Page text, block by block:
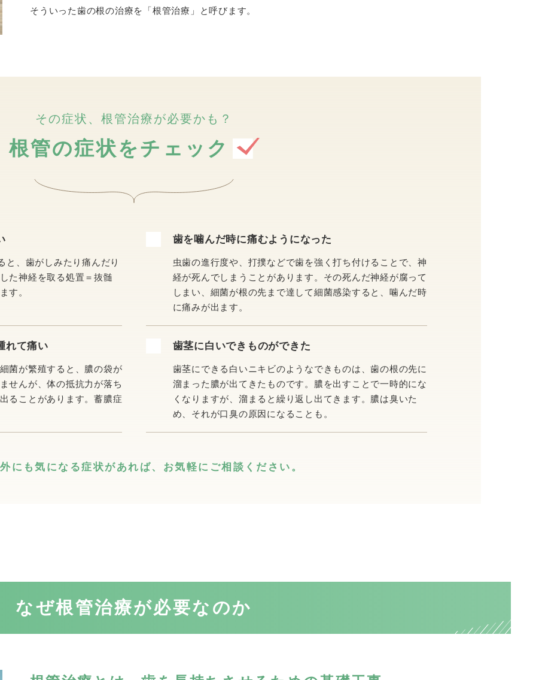
そういった歯の根の治療を「根管治療」と呼びます。
その症状、根管治療が必要かも？
根管の症状をチェック
と、歯がしみたり痛んだり
た神経を取る処置＝抜髄
す。
歯を噛んだ時に痛むようになった
虫歯の進行度や、打撲などで歯を強く打ち付けることで、神
経が死んでしまうことがあります。その死んだ神経が腐って
しまい、細菌が根の先まで達して細菌感染すると、噛んだ時
に痛みが出ます。
れて痛い
菌が繁殖すると、膿の袋が
せんが、体の抵抗力が落ち
ることがあります。蓄膿症
歯茎に白いできものができた
歯茎にできる白いニキビのようなできものは、歯の根の先に
溜まった膿が出てきたものです。膿を出すことで一時的にな
くなりますが、溜まると繰り返し出てきます。膿は臭いた
め、それが口臭の原因になることも。
にも気になる症状があれば、 お気軽にご相談ください。
なぜ根管治療が必要なのか